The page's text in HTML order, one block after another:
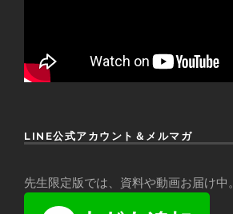
LINE公式アカウント＆メルマガ
先生限定版では、資料や動画お届け中。